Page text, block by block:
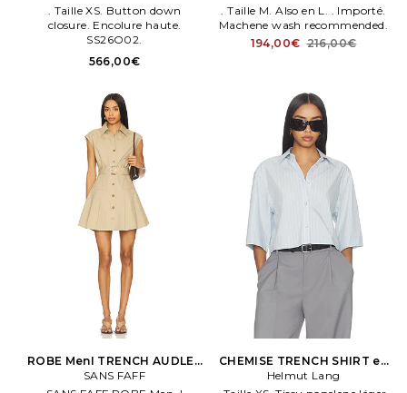
. Taille XS. Button down
closure. Encolure haute.
SS26O02.
566,00€
. Taille M. Also en L. . Importé.
Machene wash recommended.
194,00€ 216,00€
ROBE MenI TRENCH AUDLEY
en Beige
SANS FAFF
CHEMISE TRENCH SHIRT en
Ardoise
Helmut Lang